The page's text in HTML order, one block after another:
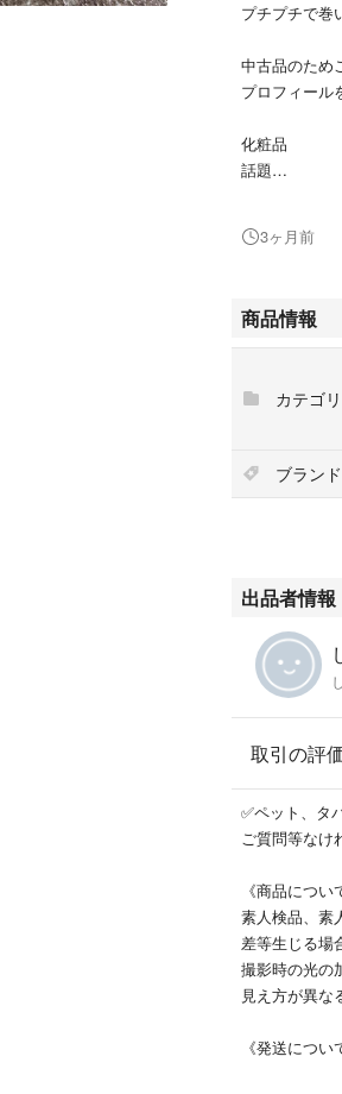
プチプチで巻
中古品のため
プロフィール
化粧品
話題
3ヶ月前
商品情報
カテゴリ
ブランド
出品者情報
取引の評
✅ペット、タ
ご質問等なけ
《商品につい
素人検品、素
差等生じる場
撮影時の光の加
見え方が異な
《発送につい